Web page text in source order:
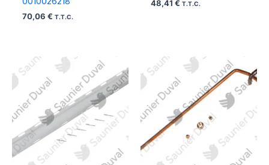
70,06 € T.T.C.
48,41 € T.T.C.